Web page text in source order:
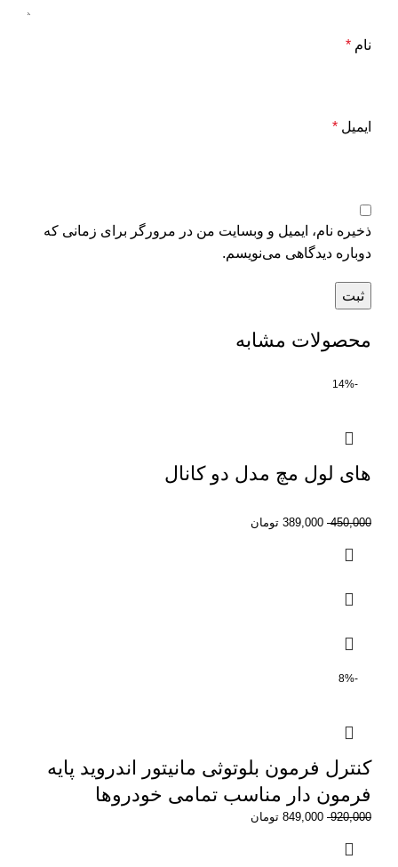
نام *
ایمیل *
ذخیره نام، ایمیل و وبسایت من در مرورگر برای زمانی که
دوباره دیدگاهی می‌نویسم.
محصولات مشابه
-14%
های لول مچ مدل دو کانال
450,000
389,000 تومان
-8%
کنترل فرمون بلوتوثی مانیتور اندروید پایه
فرمون دار مناسب تمامی خودروها
920,000
849,000 تومان